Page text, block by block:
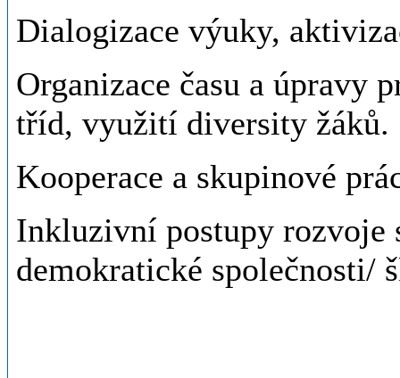
Dialogizace výuky,
Organizace času a úpravy
tříd, využití diversity žáků.
Kooperace a skupinové
Inkluzivní postupy rozvoje
demokratické společnosti/